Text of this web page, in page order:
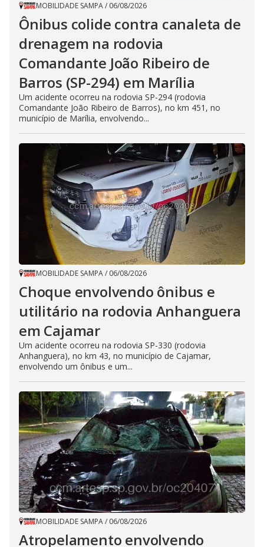
MOBILIDADE SAMPA/ 06/08/2026
Ônibus colide contra canaleta de
drenagem na rodovia
Comandante João Ribeiro de
Barros (SP-294) em Marília
Um acidente ocorreu na rodovia SP-294 (rodovia
Comandante João Ribeiro de Barros), no km 451, no
município de Marília, envolvendo...
MOBILIDADE SAMPA/ 06/08/2026
Choque envolvendo ônibus e
utilitário na rodovia Anhanguera
em Cajamar
Um acidente ocorreu na rodovia SP-330 (rodovia
Anhanguera), no km 43, no município de Cajamar,
envolvendo um ônibus e um...
MOBILIDADE SAMPA/ 06/08/2026
Atropelamento envolvendo